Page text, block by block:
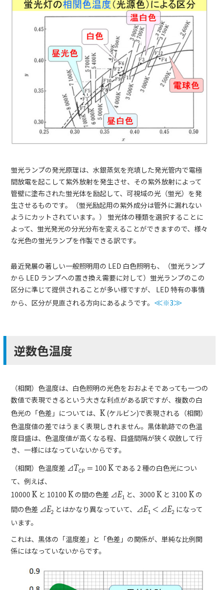
蛍光ランプの発光原理は、水銀蒸気を充填した発光管内で電極
間放電を起こして紫外放射を発生させ、その紫外放射によって
管壁に塗布された蛍光体を励起して、可視域の光（蛍光）を発
生させるものです。（蛍光励起用の紫外成分は管外に漏れない
ようにカットされています。） 蛍光体の種類を選択することに
よって、蛍光発光の分光分布を変えることができますので、様々
な光色の蛍光ランプを作製できる訳です。
最近発展の著しい一般照明用の LED 白色照明も、（蛍光ランプ
から LED ランプへの置き換え需要に対して）蛍光ランプのこの
区分に準じて提供されることが多い様ですが、 LED 特有の事情
から、区分が見直される方向にあるようです。 ≪※3≫
逆数色温度
（相関）色温度は、白色照明の光色をおおよそであっても一つの
数値で表現できるという大きな利点がある訳ですが、複数の白
色光の「色差」については、 K (ケルビン)で表現される（相関）
色温度値の差ではうまく表現しきれません。黒体軌跡での色温
度目盛は、色温度値が高くなる程、目盛間隔が狭く収斂して行
き、一様にはなっていないからです。
（相関）色温度差 ⊿TCP ＝ 100 K である 2 種の白色光につい
て、例えば、
10000 K と 10100 K の間の色差 ⊿E1 と、3000 K と 3100 K の
間の色差 ⊿E2 とはかなり異なっていて、⊿E1 ＜ ⊿E2 になって
います。
これは、黒体の「温度差」と「色差」の関係が、単純な比例関
係にはなっていないからです。